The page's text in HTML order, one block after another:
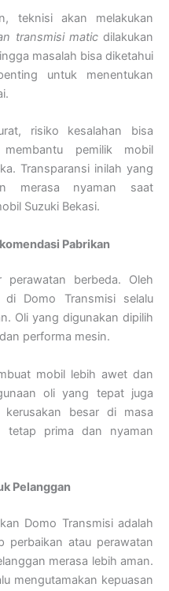
teknisi akan melakukan
transmisi maticdilakukan
masalah bisa diketahui
untuk menentukan
risiko kesalahan bisa
pemilik mobil
Transparansi inilah yang
merasa nyaman saat
Suzuki Bekasi.
Pabrikan
perawatan berbeda. Oleh
di Domo Transmisi selalu
Oli yang digunakan dipilih
performa mesin.
mobil lebih awet dan
oli yang tepat juga
kerusakan besar di masa
tetap prima dan nyaman
Pelanggan
Domo Transmisi adalah
perbaikan atau perawatan
merasa lebih aman.
mengutamakan kepuasan